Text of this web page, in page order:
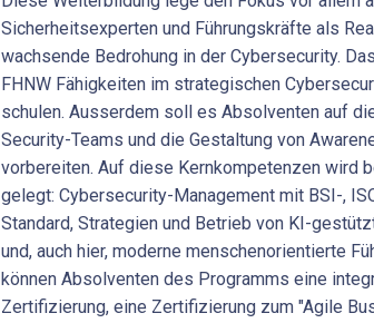
Sicherheitsexperten und Führungskräfte als
wachsende Bedrohung in der Cybersecurity.
FHNW Fähigkeiten im strategischen
schulen. Ausserdem soll es Absolventen auf
Security-Teams und die Gestaltung von
vorbereiten. Auf diese Kernkompetenzen wird
gelegt: Cybersecurity-Management mit BSI-,
Standard, Strategien und Betrieb von KI-
und, auch hier, moderne menschenorientierte
können Absolventen des Programms eine
Zertifizierung, eine Zertifizierung zum "Agile